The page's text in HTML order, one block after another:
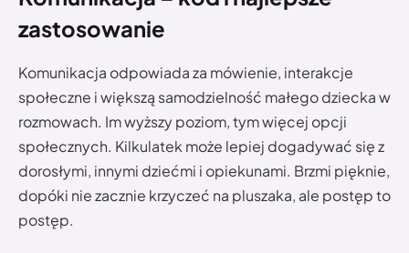
zastosowanie
Komunikacja odpowiada za mówienie, interakcje
społeczne i większą samodzielność małego dziecka w
rozmowach. Im wyższy poziom, tym więcej opcji
społecznych. Kilkulatek może lepiej dogadywać się z
dorosłymi, innymi dziećmi i opiekunami. Brzmi pięknie,
dopóki nie zacznie krzyczeć na pluszaka, ale postęp to
postęp.